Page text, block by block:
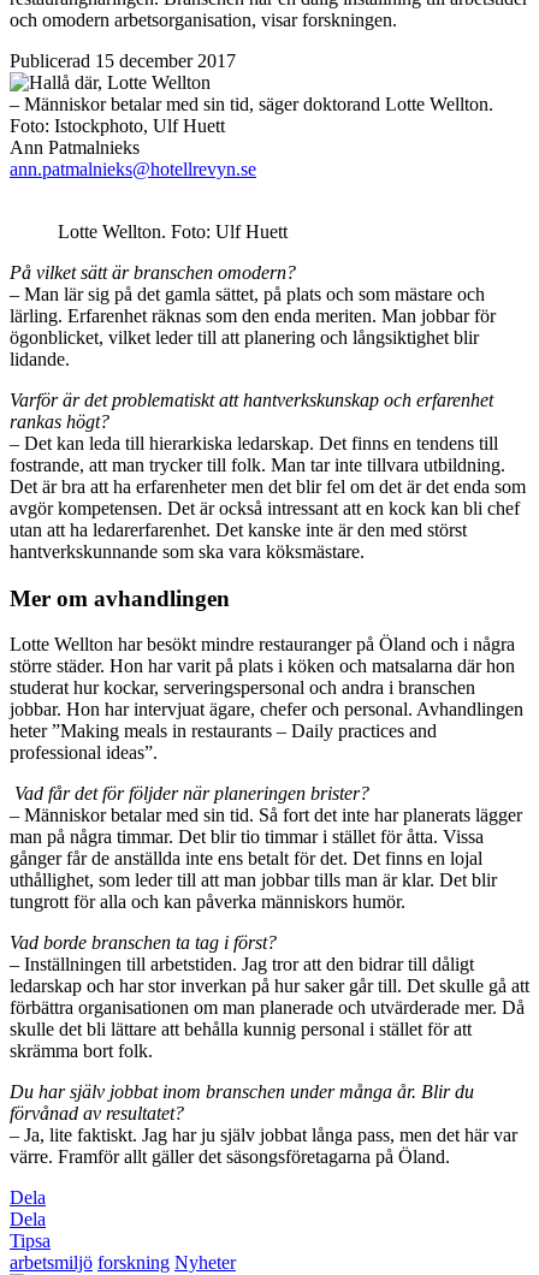
och omodern arbetsorganisation, visar forskningen.
Publicerad 15 december 2017
– Människor betalar med sin tid, säger doktorand Lotte Wellton.
Foto: Istockphoto, Ulf Huett
Ann Patmalnieks
ann.patmalnieks@hotellrevyn.se
Lotte Wellton. Foto: Ulf Huett
På vilket sätt är branschen omodern?
– Man lär sig på det gamla sättet, på plats och som mästare och
lärling. Erfarenhet räknas som den enda meriten. Man jobbar för
ögonblicket, vilket leder till att planering och långsiktighet blir
lidande.
Varför är det problematiskt att hantverkskunskap och erfarenhet
rankas högt?
– Det kan leda till hierarkiska ledarskap. Det finns en tendens till
fostrande, att man trycker till folk. Man tar inte tillvara utbildning.
Det är bra att ha erfarenheter men det blir fel om det är det enda som
avgör kompetensen. Det är också intressant att en kock kan bli chef
utan att ha ledarerfarenhet. Det kanske inte är den med störst
hantverkskunnande som ska vara köksmästare.
Mer om avhandlingen
Lotte Wellton har besökt mindre restauranger på Öland och i några
större städer. Hon har varit på plats i köken och matsalarna där hon
studerat hur kockar, serveringspersonal och andra i branschen
jobbar. Hon har intervjuat ägare, chefer och personal. Avhandlingen
heter ”Making meals in restaurants – Daily practices and
professional ideas”.
Vad får det för följder när planeringen brister?
– Människor betalar med sin tid. Så fort det inte har planerats lägger
man på några timmar. Det blir tio timmar i stället för åtta. Vissa
gånger får de anställda inte ens betalt för det. Det finns en lojal
uthållighet, som leder till att man jobbar tills man är klar. Det blir
tungrott för alla och kan påverka människors humör.
Vad borde branschen ta tag i först?
– Inställningen till arbetstiden. Jag tror att den bidrar till dåligt
ledarskap och har stor inverkan på hur saker går till. Det skulle gå att
förbättra organisationen om man planerade och utvärderade mer. Då
skulle det bli lättare att behålla kunnig personal i stället för att
skrämma bort folk.
Du har själv jobbat inom branschen under många år. Blir du
förvånad av resultatet?
– Ja, lite faktiskt. Jag har ju själv jobbat långa pass, men det här var
värre. Framför allt gäller det säsongsföretagarna på Öland.
Dela
Dela
Tipsa
arbetsmiljö forskning Nyheter